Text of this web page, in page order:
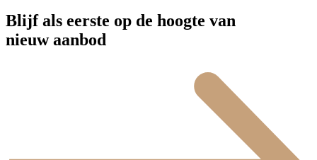
Blijf als eerste op de hoogte van
nieuw aanbod